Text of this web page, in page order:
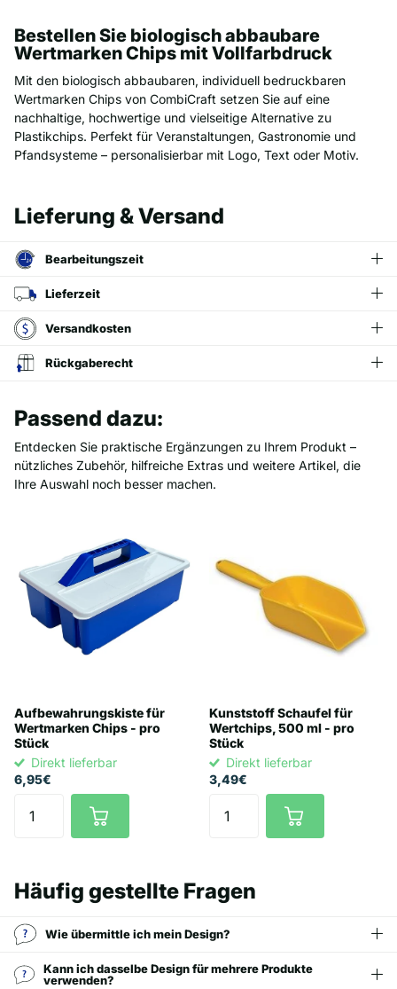
Bestellen Sie biologisch abbaubare
Wertmarken Chips mit Vollfarbdruck
Mit den biologisch abbaubaren, individuell bedruckbaren
Wertmarken Chips von CombiCraft setzen Sie auf eine
nachhaltige, hochwertige und vielseitige Alternative zu
Plastikchips. Perfekt für Veranstaltungen, Gastronomie und
Pfandsysteme – personalisierbar mit Logo, Text oder Motiv.
Lieferung & Versand
Bearbeitungszeit
Lieferzeit
Versandkosten
Rückgaberecht
Passend dazu:
Entdecken Sie praktische Ergänzungen zu Ihrem Produkt –
nützliches Zubehör, hilfreiche Extras und weitere Artikel, die
Ihre Auswahl noch besser machen.
Aufbewahrungskiste für
Wertmarken Chips - pro
Stück
Direkt lieferbar
6,95€
Kunststoff Schaufel für
Wertchips, 500 ml - pro
Stück
Direkt lieferbar
3,49€
Häufig gestellte Fragen
Wie übermittle ich mein Design?
Kann ich dasselbe Design für mehrere Produkte
verwenden?